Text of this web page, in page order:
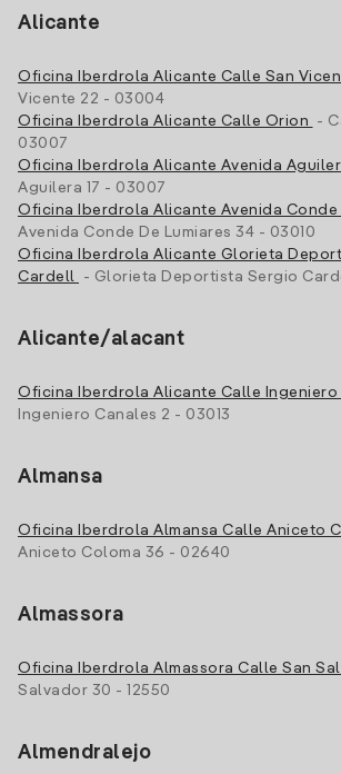
Alicante
Oficina Iberdrola Alicante Calle San
Vicente 22 - 03004
Oficina Iberdrola Alicante Calle Orion
-
03007
Oficina Iberdrola Alicante Avenida
Aguilera 17 - 03007
Oficina Iberdrola Alicante Avenida Conde
Avenida Conde De Lumiares 34 - 03010
Oficina Iberdrola Alicante Glorieta
Cardell
- Glorieta Deportista Sergio
Alicante/alacant
Oficina Iberdrola Alicante Calle Ingeniero
Ingeniero Canales 2 - 03013
Almansa
Oficina Iberdrola Almansa Calle Aniceto
Aniceto Coloma 36 - 02640
Almassora
Oficina Iberdrola Almassora Calle San
Salvador 30 - 12550
Almendralejo